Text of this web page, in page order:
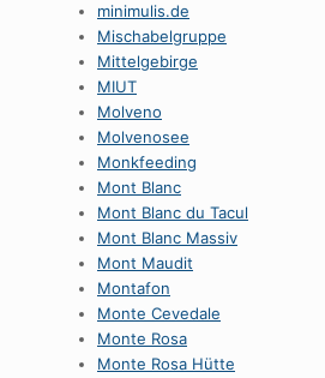
minimulis.de
Mischabelgruppe
Mittelgebirge
MIUT
Molveno
Molvenosee
Monkfeeding
Mont Blanc
Mont Blanc du Tacul
Mont Blanc Massiv
Mont Maudit
Montafon
Monte Cevedale
Monte Rosa
Monte Rosa Hütte